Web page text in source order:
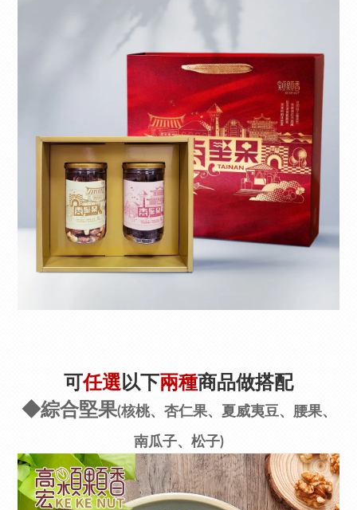
可任選以下兩種商品做搭配
◆綜合堅果(核桃、杏仁果、夏威夷豆、腰果、
南瓜子、松子)